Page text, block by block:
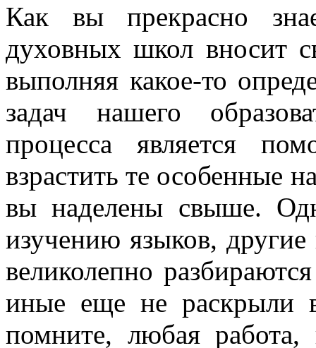
Как вы прекрасно
духовных школ вносит
выполняя какое-то
задач нашего
процесса является
взрастить те особенные
вы наделены свыше.
изучению языков,
великолепно
иные еще не раскрыли
помните, любая